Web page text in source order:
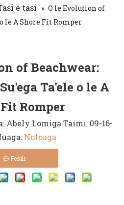
e tasi » O le Evolution of
le A Shore Fit Romper
of Beachwear:
Ta'ele o le A
Romper
Abely Lomiga Taimi: 09-16-
Nofoaga
Fesili